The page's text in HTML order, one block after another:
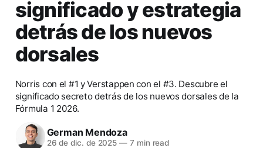
significado y estrategia
detrás de los nuevos
dorsales
Norris con el #1 y Verstappen con el #3. Descubre el
significado secreto detrás de los nuevos dorsales de la
Fórmula 1 2026.
German Mendoza
26 de dic. de 2025 — 7 min read